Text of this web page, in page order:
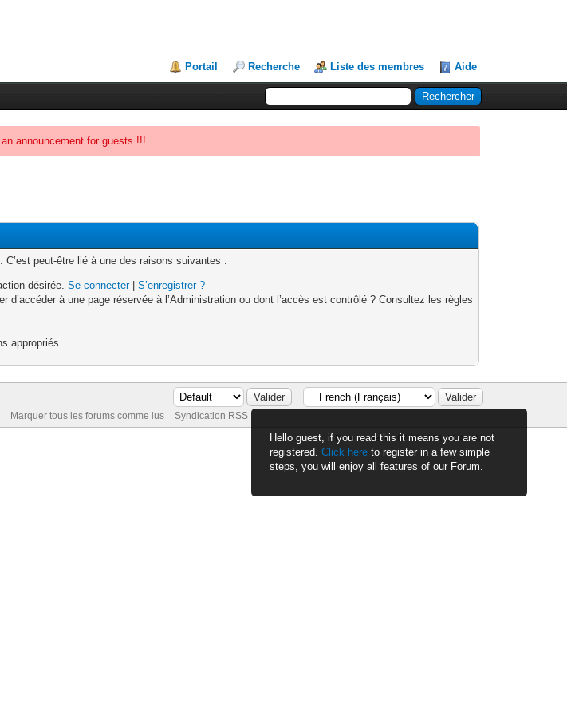
Hello guest, if you read this it means you are not
registered. Click here to register in a few simple
steps, you will enjoy all features of our Forum.
Portail Recherche Liste des membres Aide
announcement for guests !!!
peut-être lié à une des raisons suivantes :
désirée.Se connecter|S’enregistrer ?
à une page réservée à l’Administration ou dont l’accès est contrôlé ? Consultez les règles
appropriés.
Marquer tous les forums comme lus Syndication RSS
Date actuelle :07-08-2026, 03:44 AM